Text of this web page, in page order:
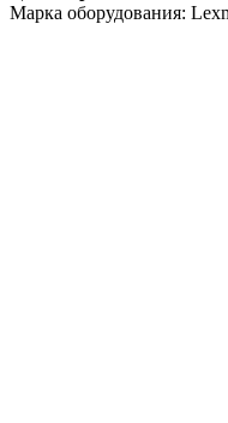
Марка оборудования: